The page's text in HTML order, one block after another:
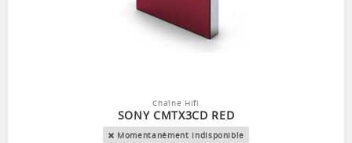
Chaîne Hifi
SONY CMTX3CD RED
Momentanément indisponible